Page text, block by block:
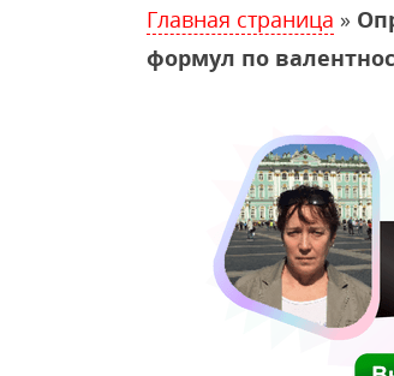
Главная страница »
формул по